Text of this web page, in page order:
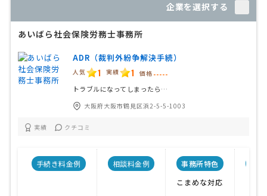
企業を選択する
あいばら社会保険労務士事務所
ADR（裁判外紛争解決手続）
人気 1 実績 1 価格 -----
トラブルになってしまったら…
大阪府大阪市鶴見区浜2-5-5-1003
実績 クチコミ
手続き料金例 相談料金例
事務所特色
こまめな対応